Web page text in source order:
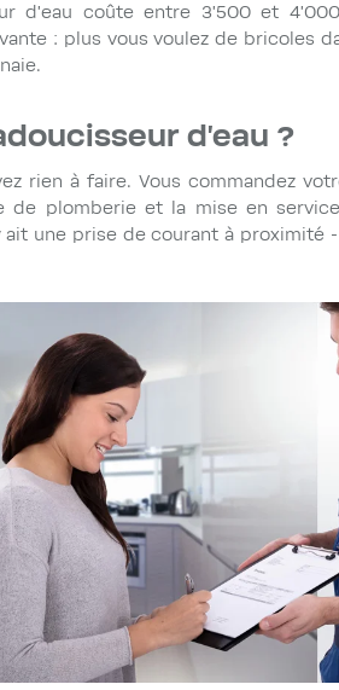
d'eau coûte entre 3'500 et
: plus vous voulez de bricoles
d'eau ?
rien à faire. Vous commandez
plomberie et la mise en
une prise de courant à proximité